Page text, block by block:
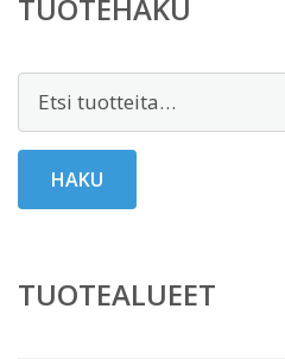
TUOTEHAKU
Etsi:
HAKU
TUOTEALUEET